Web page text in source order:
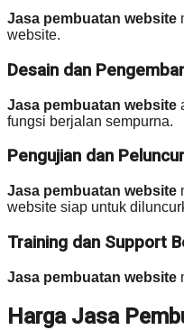
Jasa pembuatan website
website.
Desain dan
Jasa pembuatan website
fungsi berjalan sempurna.
Pengujian dan
Jasa pembuatan website
website siap untuk
Training dan Support
Jasa pembuatan website
Harga Jasa